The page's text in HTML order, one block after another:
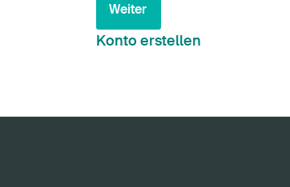
Weiter
Konto erstellen